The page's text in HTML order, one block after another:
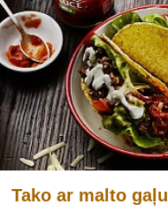
Tako ar malto gaļu